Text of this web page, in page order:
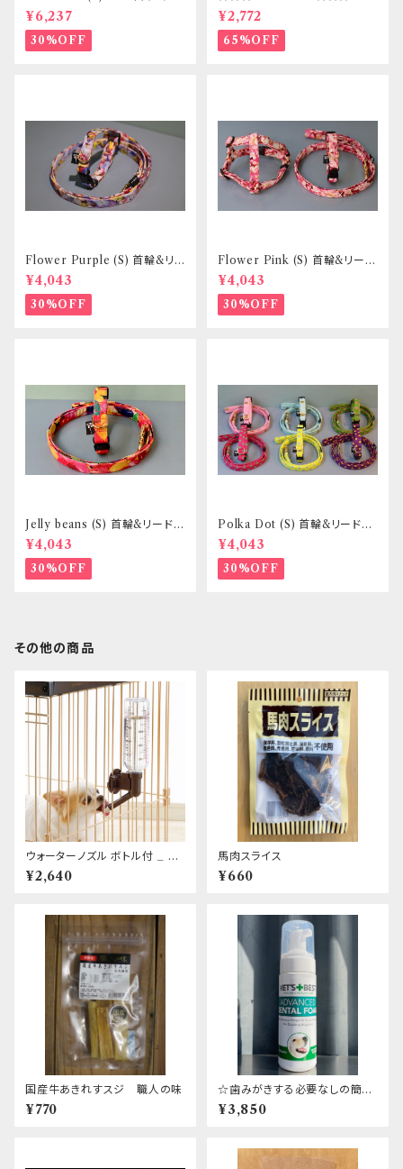
ドセット _ フントヒュッテオリジ
ナル
¥6,237
30%OFF
イズ 首輪&リードセット _ フント
ヒュッテオリジナル
¥2,772
65%OFF
Flower Purple (S) 首輪&リ
ードセット _ 小型犬・小柄な中
型犬向き _ フントヒュッテオリジ
ナル
¥4,043
30%OFF
Flower Pink (S) 首輪&リード
セット _ 小型犬・小柄な中型犬
向き _ フントヒュッテオリジナル
¥4,043
30%OFF
Jelly beans (S) 首輪&リードセ
ット _ 小型犬・小柄な中型犬向
き _ フントヒュッテオリジナル
¥4,043
30%OFF
Polka Dot (S) 首輪&リードセ
ット _ 小型犬・小柄な中型犬向
き _ フントヒュッテオリジナル
¥4,043
30%OFF
その他の商品
ウォーターノズル ボトル付 _ Ri
chell
¥2,640
馬肉スライス
¥660
国産牛あきれすスジ 職人の味
¥770
☆歯みがきする必要なしの簡単
デンタルケア！！☆ VET'S BES
T デンタルフォーム
¥3,850